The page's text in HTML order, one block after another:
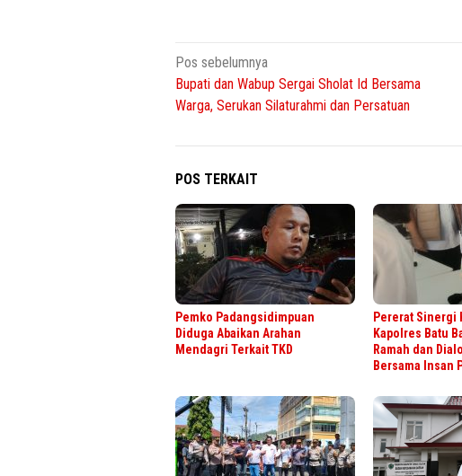
Navigasi
pos
Pos sebelumnya
Bupati dan Wabup Sergai Sholat Id Bersama
Warga, Serukan Silaturahmi dan Persatuan
POS TERKAIT
Pemko Padangsidimpuan
Diduga Abaikan Arahan
Mendagri Terkait TKD
Pererat Sinergi
Kapolres Batu
Ramah dan
Bersama Insan